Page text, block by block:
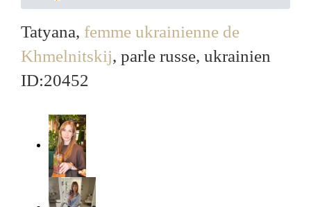
Tatyana, femme ukrainienne de
Khmelnitskij, parle russe, ukrainien
ID:20452